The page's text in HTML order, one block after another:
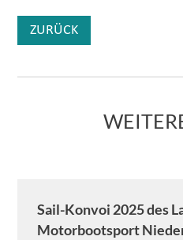
ZURÜCK
Sail-Konvoi 2025 des
Motorbootsport